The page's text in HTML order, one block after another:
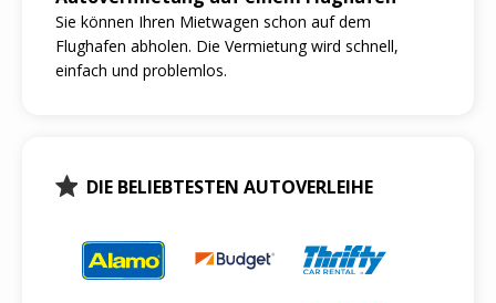
Sie können Ihren Mietwagen schon auf dem
Flughafen abholen. Die Vermietung wird schnell,
einfach und problemlos.
DIE BELIEBTESTEN AUTOVERLEIHE